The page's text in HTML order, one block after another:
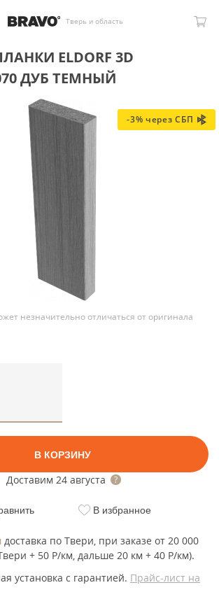
Тверь и область
ELDORF 3D
ДУБ ТЕМНЫЙ
-3% через СБП
незначительно отличаться от оригинала
В КОРЗИНУ
Доставим 24 августа
В избранное
доставка по Твери, при заказе от 20 000
+ 50 Р/км, дальше 20 км + 40 Р/км).
установка с гарантией. Прайс-лист на